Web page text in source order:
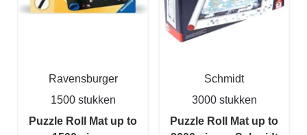
Ravensburger
1500 stukken
Puzzle Roll Mat up to
Schmidt
3000 stukken
Puzzle Roll Mat up to